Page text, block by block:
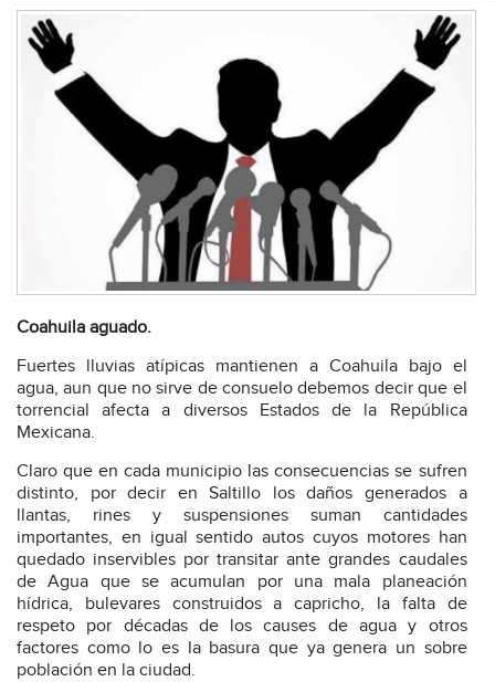
Coahuila aguado.
Fuertes lluvias atípicas mantienen a Coahuila bajo el
agua, aun que no sirve de consuelo debemos decir que el
torrencial afecta a diversos Estados de la República
Mexicana.
Claro que en cada municipio las consecuencias se sufren
distinto, por decir en Saltillo los daños generados a
llantas, rines y suspensiones suman cantidades
importantes, en igual sentido autos cuyos motores han
quedado inservibles por transitar ante grandes caudales
de Agua que se acumulan por una mala planeación
hídrica, bulevares construidos a capricho, la falta de
respeto por décadas de los causes de agua y otros
factores como lo es la basura que ya genera un sobre
población en la ciudad.